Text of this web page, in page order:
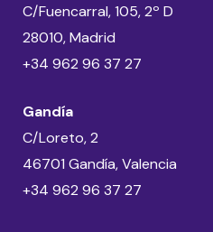
C/Fuencarral, 105, 2º D
28010, Madrid
+34 962 96 37 27
Gandía
C/Loreto, 2
46701 Gandía, Valencia
+34 962 96 37 27